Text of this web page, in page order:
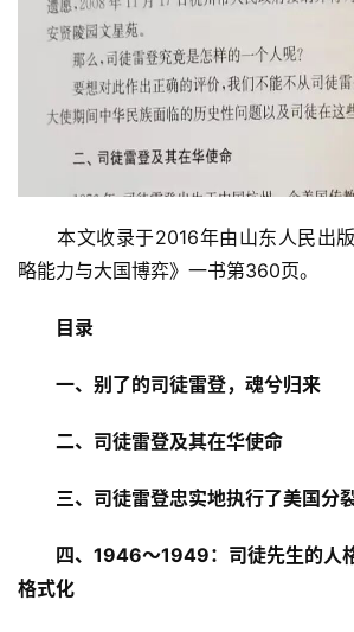
本文收录于2016年由山东人民出版
略能力与大国博弈》一书第360页。
目录
一、别了的司徒雷登，魂兮归来
二、司徒雷登及其在华使命
三、司徒雷登忠实地执行了美国分
四、1946～1949：司徒先生的人
格式化